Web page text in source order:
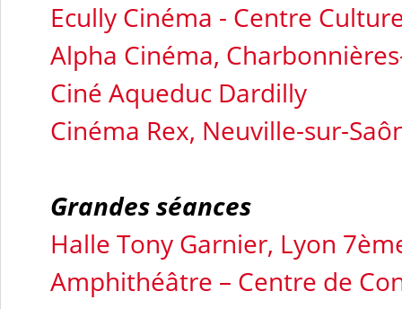
Ecully Cinéma - Centre
Alpha Cinéma,
Ciné Aqueduc Dardilly
Cinéma Rex, Neuville-sur-
Grandes séances
Halle Tony Garnier, Lyon
Amphithéâtre – Centre de